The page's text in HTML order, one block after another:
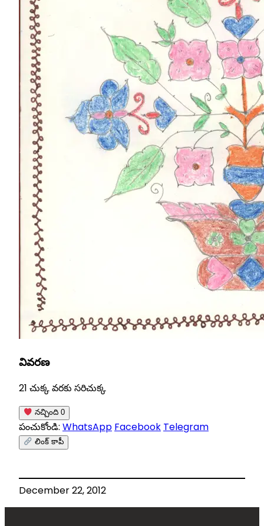
వివరణ
21 చుక్క వరకు సరిచుక్క
నచ్చింది 0
పంచుకోండి: WhatsApp Facebook Telegram
లింక్ కాపీ
December 22, 2012